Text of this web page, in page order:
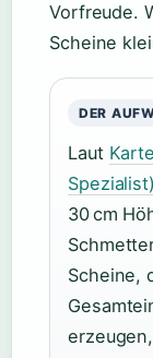
Vorfreude.
Scheine
DER
Laut
Spezialist)
30 cm
Scheine,